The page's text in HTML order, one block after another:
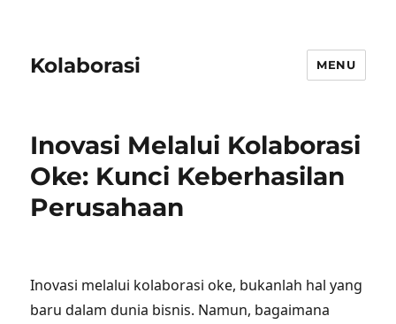
Kolaborasi MENU
Inovasi Melalui Kolaborasi
Oke: Kunci Keberhasilan
Perusahaan
Inovasi melalui kolaborasi oke, bukanlah hal yang
baru dalam dunia bisnis. Namun, bagaimana